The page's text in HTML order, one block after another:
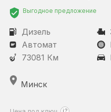
Выгодное предложение
Дизель
Автомат
73081 Км
Минск